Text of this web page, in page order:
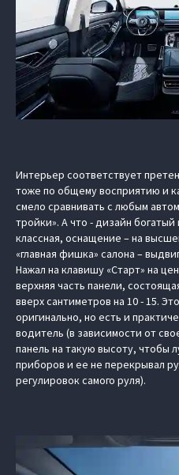
Интерьер соответствует
тоже по общему восприятию и
смело сравнивать с любым
тройки». А что - дизайн
классная, оснащение – на
«главная фишка» салона –
Нажал на клавишу «Старт» на
верхняя часть панели,
вверх сантиметров на 10 - 15.
оригинально, но есть и
водитель (в зависимости от
панель на такую высоту, чтобы
приборов и ее не перекрывал
регулировок самого руля).